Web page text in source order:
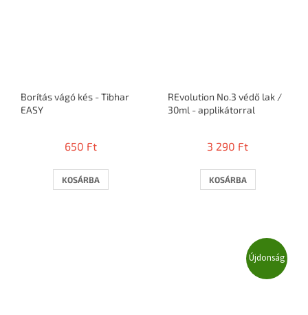
Borítás vágó kés - Tibhar
EASY
650 Ft
KOSÁRBA
REvolution No.3 védő lak /
30ml - applikátorral
3 290 Ft
KOSÁRBA
Újdonság